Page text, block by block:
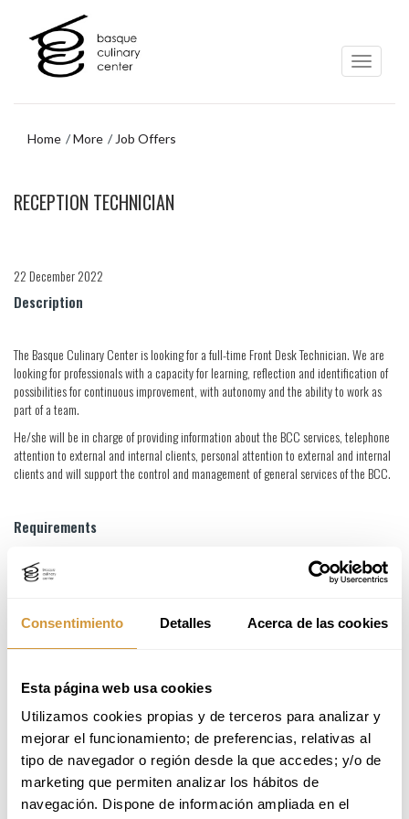
Consentimiento Detalles Acerca de las cookies
Esta página web usa cookies
Utilizamos cookies propias y de terceros para analizar y
mejorar el funcionamiento; de preferencias, relativas al
tipo de navegador o región desde la que accedes; y/o de
marketing que permiten analizar los hábitos de
navegación. Dispone de información ampliada en el
navigation
Home More Job Offers
RECEPTION TECHNICIAN
22 December 2022
Description
The Basque Culinary Center is looking for a full-time Front Desk Technician. We are
looking for professionals with a capacity for learning, reflection and identification of
possibilities for continuous improvement, with autonomy and the ability to work as
part of a team.
He/she will be in charge of providing information about the BCC services, telephone
attention to external and internal clients, personal attention to external and internal
clients and will support the control and management of general services of the BCC.
Requirements
- Training as a Higher Technician in Administrative Management, Administration and
- Experience in customer service.
- Communication skills, public relations.
- Knowledge in specific programs such as Business Central Dynamics 365, Salto,
Excel will be valued.
- Flexibility and proactivity.
- Ability to work individually and as part of a team.
- Ability to plan, self-manage and react to unforeseen events.
- Languages: Ability to communicate in Basque, Spanish, English.